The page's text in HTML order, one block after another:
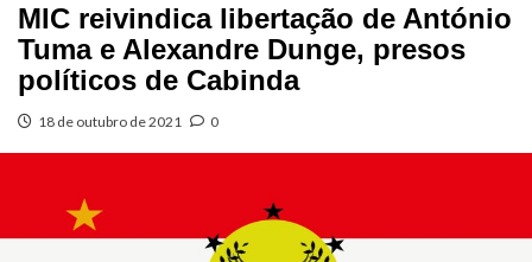
MIC reivindica libertação de António
Tuma e Alexandre Dunge, presos
políticos de Cabinda
18 de outubro de 2021 0